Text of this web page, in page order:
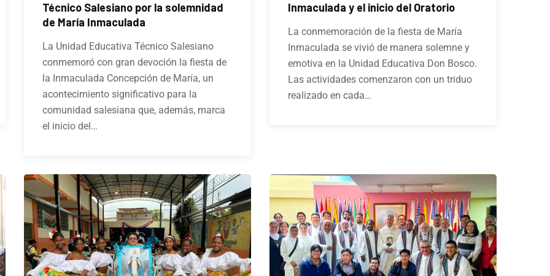
Técnico Salesiano por la solemnidad
de María Inmaculada
La Unidad Educativa Técnico Salesiano
conmemoró con gran devoción la fiesta de
la Inmaculada Concepción de María, un
acontecimiento significativo para la
comunidad salesiana que, además, marca
el inicio del…
Inmaculada y el inicio del Oratorio
La conmemoración de la fiesta de María
Inmaculada se vivió de manera solemne y
emotiva en la Unidad Educativa Don Bosco.
Las actividades comenzaron con un triduo
realizado en cada…